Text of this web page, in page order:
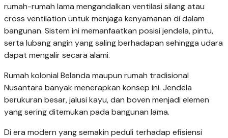
rumah-rumah lama mengandalkan ventilasi silang atau
cross ventilation untuk menjaga kenyamanan di dalam
bangunan. Sistem ini memanfaatkan posisi jendela, pintu,
serta lubang angin yang saling berhadapan sehingga udara
dapat mengalir secara alami.
Rumah kolonial Belanda maupun rumah tradisional
Nusantara banyak menerapkan konsep ini. Jendela
berukuran besar, jalusi kayu, dan boven menjadi elemen
yang sering ditemukan pada bangunan lama.
Di era modern yang semakin peduli terhadap efisiensi